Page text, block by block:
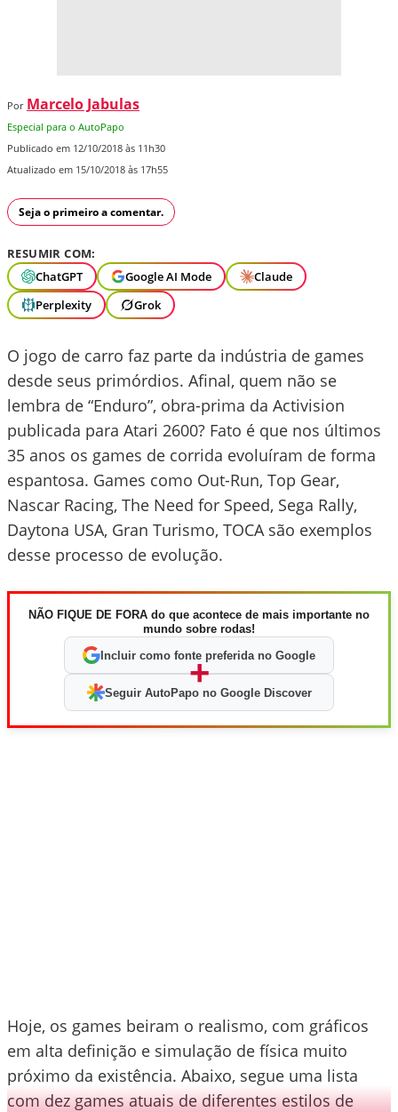
Por Marcelo Jabulas
Especial para o AutoPapo
Publicado em 12/10/2018 às 11h30
Atualizado em 15/10/2018 às 17h55
Seja o primeiro a comentar.
RESUMIR COM:
ChatGPT
Google AI Mode
Claude
Perplexity
Grok
O jogo de carro faz parte da indústria de games
desde seus primórdios. Afinal, quem não se
lembra de “Enduro”, obra-prima da Activision
publicada para Atari 2600? Fato é que nos últimos
35 anos os games de corrida evoluíram de forma
espantosa. Games como Out-Run, Top Gear,
Nascar Racing, The Need for Speed, Sega Rally,
Daytona USA, Gran Turismo, TOCA são exemplos
desse processo de evolução.
NÃO FIQUE DE FORA do que acontece de mais importante no
mundo sobre rodas!
Incluir como fonte preferida no Google
+
Seguir AutoPapo no Google Discover
Hoje, os games beiram o realismo, com gráficos
em alta definição e simulação de física muito
próximo da existência. Abaixo, segue uma lista
com dez games atuais de diferentes estilos de